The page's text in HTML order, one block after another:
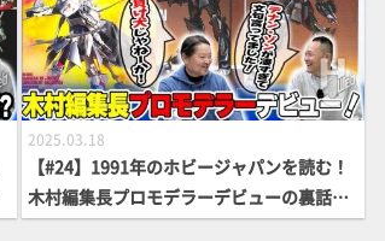
2025.03.18
【#24】1991年のホビージャパンを読む！
木村編集長プロモデラーデビューの裏話や
ガイアギアの貴重な資料を公開！【MAX渡